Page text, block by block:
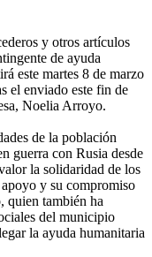
y otros artículos
de ayuda
este martes 8 de marzo
el enviado este fin de
Noelia Arroyo.
de la población
guerra con Rusia desde
la solidaridad de los
y su compromiso
quien también ha
del municipio
la ayuda humanitaria